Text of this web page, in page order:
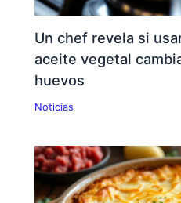
Un chef revela si
aceite vegetal
huevos
Noticias